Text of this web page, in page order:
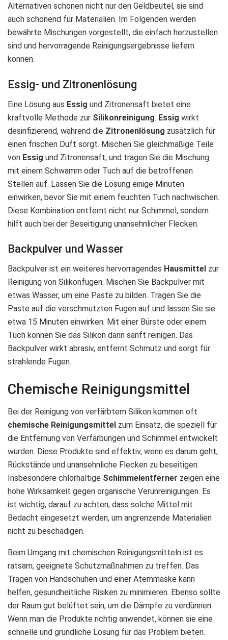
Alternativen schonen nicht nur den Geldbeutel, sie sind
auch schonend für Materialien. Im Folgenden werden
bewährte Mischungen vorgestellt, die einfach herzustellen
sind und hervorragende Reinigungsergebnisse liefern
können.
Essig- und Zitronenlösung
Eine Lösung aus Essig und Zitronensaft bietet eine
kraftvolle Methode zur Silikonreinigung. Essig wirkt
desinfizierend, während die Zitronenlösung zusätzlich für
einen frischen Duft sorgt. Mischen Sie gleichmäßige Teile
von Essig und Zitronensaft, und tragen Sie die Mischung
mit einem Schwamm oder Tuch auf die betroffenen
Stellen auf. Lassen Sie die Lösung einige Minuten
einwirken, bevor Sie mit einem feuchten Tuch nachwischen.
Diese Kombination entfernt nicht nur Schimmel, sondern
hilft auch bei der Beseitigung unansehnlicher Flecken.
Backpulver und Wasser
Backpulver ist ein weiteres hervorragendes Hausmittel zur
Reinigung von Silikonfugen. Mischen Sie Backpulver mit
etwas Wasser, um eine Paste zu bilden. Tragen Sie die
Paste auf die verschmutzten Fugen auf und lassen Sie sie
etwa 15 Minuten einwirken. Mit einer Bürste oder einem
Tuch können Sie das Silikon dann sanft reinigen. Das
Backpulver wirkt abrasiv, entfernt Schmutz und sorgt für
strahlende Fugen.
Chemische Reinigungsmittel
Bei der Reinigung von verfärbtem Silikon kommen oft
chemische Reinigungsmittel zum Einsatz, die speziell für
die Entfernung von Verfärbungen und Schimmel entwickelt
wurden. Diese Produkte sind effektiv, wenn es darum geht,
Rückstände und unansehnliche Flecken zu beseitigen.
Insbesondere chlorhaltige Schimmelentferner zeigen eine
hohe Wirksamkeit gegen organische Verunreinigungen. Es
ist wichtig, darauf zu achten, dass solche Mittel mit
Bedacht eingesetzt werden, um angrenzende Materialien
nicht zu beschädigen.
Beim Umgang mit chemischen Reinigungsmitteln ist es
ratsam, geeignete Schutzmaßnahmen zu treffen. Das
Tragen von Handschuhen und einer Atemmaske kann
helfen, gesundheitliche Risiken zu minimieren. Ebenso sollte
der Raum gut belüftet sein, um die Dämpfe zu verdünnen.
Wenn man die Produkte richtig anwendet, können sie eine
schnelle und gründliche Lösung für das Problem bieten.